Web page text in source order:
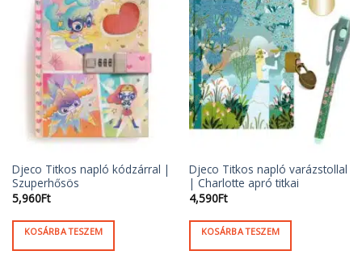
Djeco Titkos napló kódzárral |
Szuperhősös
5,960Ft
KOSÁRBA TESZEM
Djeco Titkos napló varázstollal
| Charlotte apró titkai
4,590Ft
KOSÁRBA TESZEM